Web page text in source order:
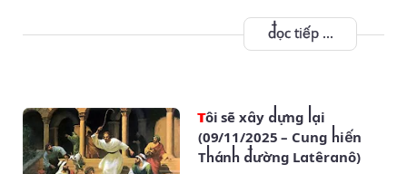
đọc tiếp ...
Tôi sẽ xây dựng lại
(09/11/2025 – Cung hiến
Thánh đường Latêranô)